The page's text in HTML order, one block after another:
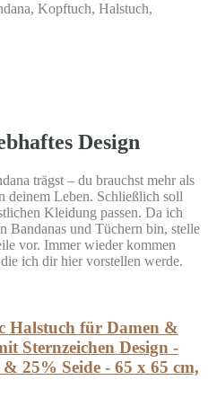
Kopftuch, Halstuch,
Design
trägst – du brauchst mehr als
deinem Leben. Schließlich soll
Kleidung passen. Da ich
Bandanas und Tüchern bin, stelle
vor. Immer wieder kommen
ich dir hier vorstellen werde.
Halstuch für Damen &
Sternzeichen Design -
25% Seide - 65 x 65 cm,